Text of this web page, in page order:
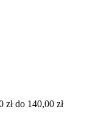
zł do 140,00 zł